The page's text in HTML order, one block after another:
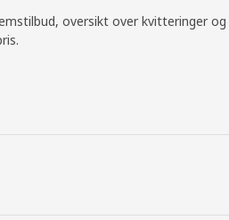
oversikt over kvitteringer og